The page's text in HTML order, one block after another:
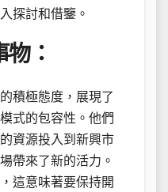
探討和借鑒。
：
積極態度，展現了
式的包容性。他們
資源投入到新興市
帶來了新的活力。
這意味著要保持開